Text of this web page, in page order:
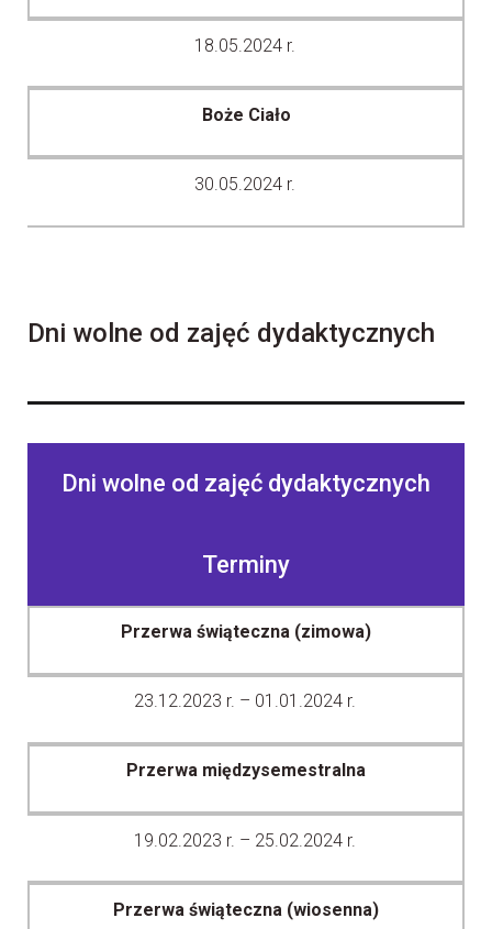
18.05.2024 r.
Boże Ciało
30.05.2024 r.
Dni wolne od zajęć dydaktycznych
Dni wolne od zajęć dydaktycznych
Terminy
Przerwa świąteczna (zimowa)
23.12.2023 r. – 01.01.2024 r.
Przerwa międzysemestralna
19.02.2023 r. – 25.02.2024 r.
Przerwa świąteczna (wiosenna)